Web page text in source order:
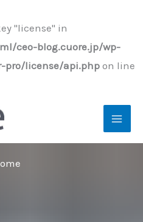
"license" in
ceo-blog.cuore.jp/wp-
pro/license/api.php on line